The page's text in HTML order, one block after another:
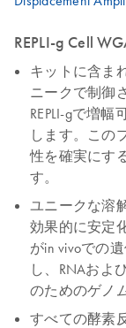
REPLI-g Cell
キットに含ま
ニークで制御
REPLI‑gで増
します。この
性を確実にす
す。
ユニークな溶
効果的に安定
がin vivoでの
し、RNAおよ
のためのゲノ
すべての酵素